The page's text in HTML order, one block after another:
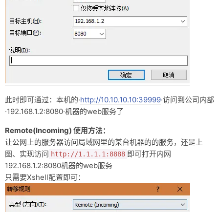
此时即可通过：本机的·http://10.10.10.10:39999·访问到公司内部
·192.168.1.2:8080·机器的web服务了
Remote(Incoming) 使用方法：
让公网上的服务器访问局域网里的某台机器的的服务，还是上
图、实现访问 http://1.1.1.1:8888 即可打开内网
192.168.1.2:8080机器的web服务
只需要Xshell配置即可：